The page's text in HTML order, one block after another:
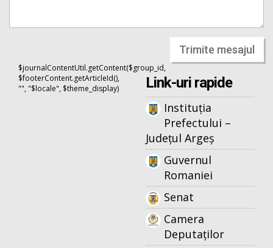
Trimite mesajul
$journalContentUtil.getContent($group_id,
$footerContent.getArticleId(),
"", "$locale", $theme_display)
Link-uri rapide
Instituția
Prefectului –
Județul Argeș
Guvernul
Romaniei
Senat
Camera
Deputaților